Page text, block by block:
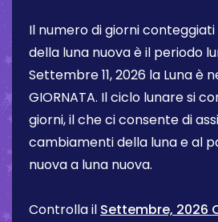
Il numero di giorni
della luna nuova è il periodo
Settembre 11, 2026 la Luna è
GIORNATA. Il ciclo lunare si
giorni, il che ci consente di
cambiamenti della luna e al
nuova a luna nuova.
Controlla il Settembre, 2026